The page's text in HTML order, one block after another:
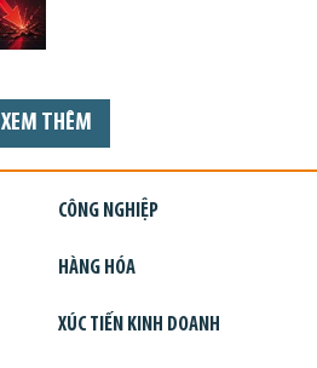
XEM THÊM
CÔNG NGHIỆP
HÀNG HÓA
XÚC TIẾN KINH DOANH